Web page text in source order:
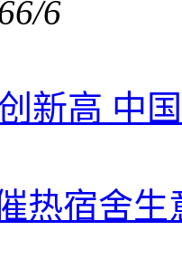
6/6
新高 中
热宿舍